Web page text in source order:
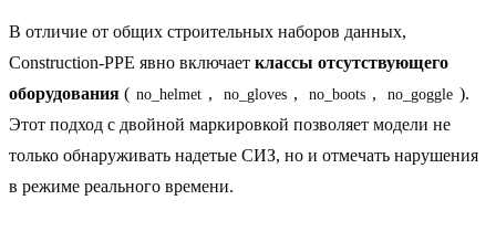
В отличие от общих строительных наборов данных,
Construction-PPE явно включает классы отсутствующего
оборудования ( no_helmet , no_gloves , no_boots , no_goggle ).
Этот подход с двойной маркировкой позволяет модели не
только обнаруживать надетые СИЗ, но и отмечать нарушения
в режиме реального времени.